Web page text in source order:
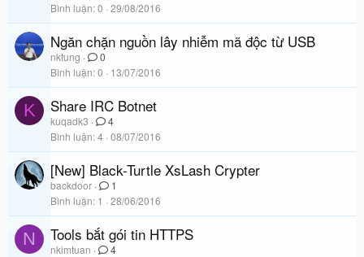
Bình luận 0 29/08/2016
Ngăn chặn nguồn lây nhiễm mã độc từ USB
nktung
0
Bình luận 0 13/07/2016
K Share IRC Botnet
kuqadk3
4
Bình luận 4 08/07/2016
[New] Black-Turtle XsLash Crypter
backdoor
1
Bình luận 1 28/06/2016
N Tools bắt gói tin HTTPS
nkimtuan
4